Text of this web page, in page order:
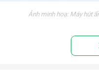
Ảnh minh hoạ: Máy hút
trạng trơn trượt trong
triển của vi khuẩn